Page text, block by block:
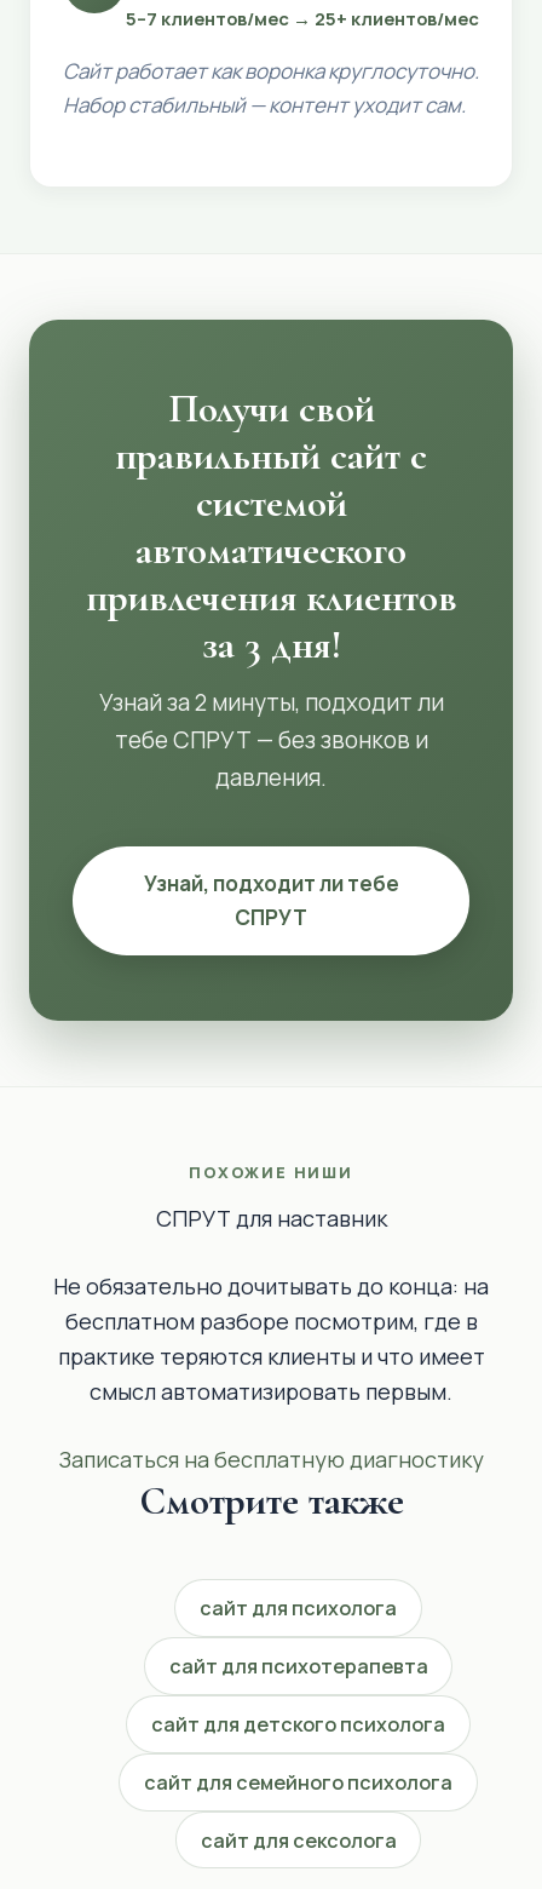
5–7 клиентов/мес → 25+ клиентов/мес
Сайт работает как воронка круглосуточно.
Набор стабильный — контент уходит сам.
Получи свой
правильный сайт с
системой
автоматического
привлечения клиентов
за 3 дня!
Узнай за 2 минуты, подходит ли
тебе СПРУТ — без звонков и
давления.
Узнай, подходит ли тебе
СПРУТ
ПОХОЖИЕ НИШИ
СПРУТ для наставник
Не обязательно дочитывать до конца: на
бесплатном разборе посмотрим, где в
практике теряются клиенты и что имеет
смысл автоматизировать первым.
Записаться на бесплатную диагностику
Смотрите также
сайт для психолога
сайт для психотерапевта
сайт для детского психолога
сайт для семейного психолога
сайт для сексолога